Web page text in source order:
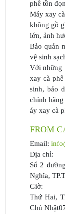
phê tồn
Máy xay
không gồ
lớn, ảnh
Bảo quản
vệ sinh
Với những
xay cà
sinh, bảo
chính hãng
áy xay cà
FROM
Email:
Địa chỉ:
Số 2
Nghĩa,
Giờ:
Thứ Hai,
Chủ Nhật